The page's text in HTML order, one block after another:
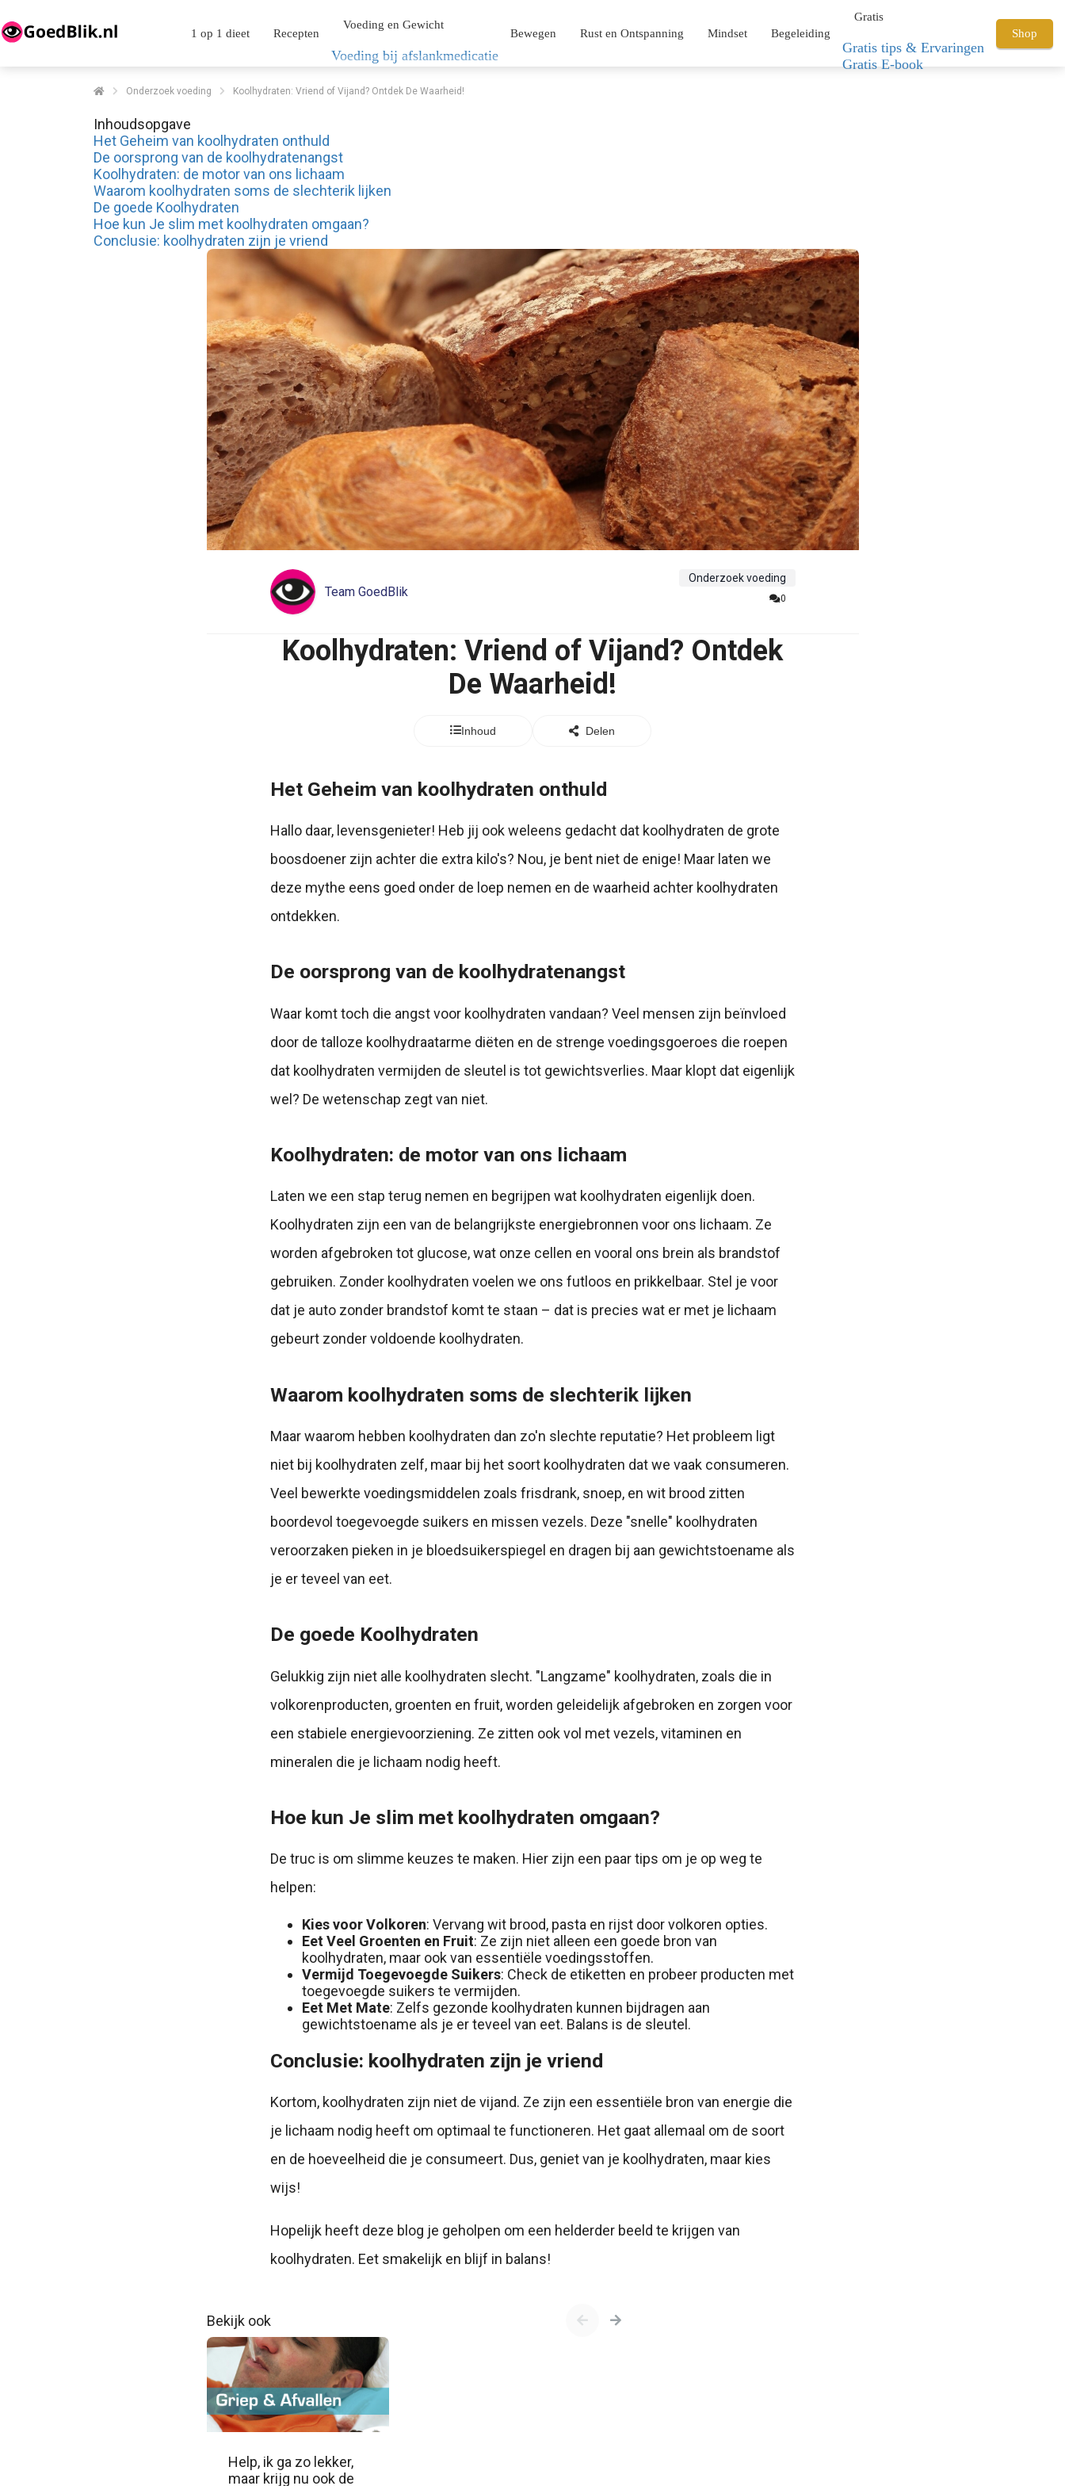
1 op 1 dieet Recepten
Voeding en Gewicht
Voeding bij afslankmedicatie
Bewegen Rust en Ontspanning Mindset Begeleiding
Gratis
Gratis tips & Ervaringen
Gratis E-book
Shop
Onderzoek voeding Koolhydraten: Vriend of Vijand? Ontdek De Waarheid!
Inhoudsopgave
Het Geheim van koolhydraten onthuld
De oorsprong van de koolhydratenangst
Koolhydraten: de motor van ons lichaam
Waarom koolhydraten soms de slechterik lijken
De goede Koolhydraten
Hoe kun Je slim met koolhydraten omgaan?
Conclusie: koolhydraten zijn je vriend
Team GoedBlik
Onderzoek voeding
0
Koolhydraten: Vriend of Vijand? Ontdek
De Waarheid!
Inhoud Delen
Het Geheim van koolhydraten onthuld
Hallo daar, levensgenieter! Heb jij ook weleens gedacht dat koolhydraten de grote
boosdoener zijn achter die extra kilo's? Nou, je bent niet de enige! Maar laten we
deze mythe eens goed onder de loep nemen en de waarheid achter koolhydraten
ontdekken.
De oorsprong van de koolhydratenangst
Waar komt toch die angst voor koolhydraten vandaan? Veel mensen zijn beïnvloed
door de talloze koolhydraatarme diëten en de strenge voedingsgoeroes die roepen
dat koolhydraten vermijden de sleutel is tot gewichtsverlies. Maar klopt dat eigenlijk
wel? De wetenschap zegt van niet.
Koolhydraten: de motor van ons lichaam
Laten we een stap terug nemen en begrijpen wat koolhydraten eigenlijk doen.
Koolhydraten zijn een van de belangrijkste energiebronnen voor ons lichaam. Ze
worden afgebroken tot glucose, wat onze cellen en vooral ons brein als brandstof
gebruiken. Zonder koolhydraten voelen we ons futloos en prikkelbaar. Stel je voor
dat je auto zonder brandstof komt te staan – dat is precies wat er met je lichaam
gebeurt zonder voldoende koolhydraten.
Waarom koolhydraten soms de slechterik lijken
Maar waarom hebben koolhydraten dan zo'n slechte reputatie? Het probleem ligt
niet bij koolhydraten zelf, maar bij het soort koolhydraten dat we vaak consumeren.
Veel bewerkte voedingsmiddelen zoals frisdrank, snoep, en wit brood zitten
boordevol toegevoegde suikers en missen vezels. Deze "snelle" koolhydraten
veroorzaken pieken in je bloedsuikerspiegel en dragen bij aan gewichtstoename als
je er teveel van eet.
De goede Koolhydraten
Gelukkig zijn niet alle koolhydraten slecht. "Langzame" koolhydraten, zoals die in
volkorenproducten, groenten en fruit, worden geleidelijk afgebroken en zorgen voor
een stabiele energievoorziening. Ze zitten ook vol met vezels, vitaminen en
mineralen die je lichaam nodig heeft.
Hoe kun Je slim met koolhydraten omgaan?
De truc is om slimme keuzes te maken. Hier zijn een paar tips om je op weg te
helpen:
Kies voor Volkoren: Vervang wit brood, pasta en rijst door volkoren opties.
Eet Veel Groenten en Fruit: Ze zijn niet alleen een goede bron van
koolhydraten, maar ook van essentiële voedingsstoffen.
Vermijd Toegevoegde Suikers: Check de etiketten en probeer producten met
toegevoegde suikers te vermijden.
Eet Met Mate: Zelfs gezonde koolhydraten kunnen bijdragen aan
gewichtstoename als je er teveel van eet. Balans is de sleutel.
Conclusie: koolhydraten zijn je vriend
Kortom, koolhydraten zijn niet de vijand. Ze zijn een essentiële bron van energie die
je lichaam nodig heeft om optimaal te functioneren. Het gaat allemaal om de soort
en de hoeveelheid die je consumeert. Dus, geniet van je koolhydraten, maar kies
wijs!
Hopelijk heeft deze blog je geholpen om een helderder beeld te krijgen van
koolhydraten. Eet smakelijk en blijf in balans!
Bekijk ook
Help, ik ga zo lekker,
maar krijg nu ook de